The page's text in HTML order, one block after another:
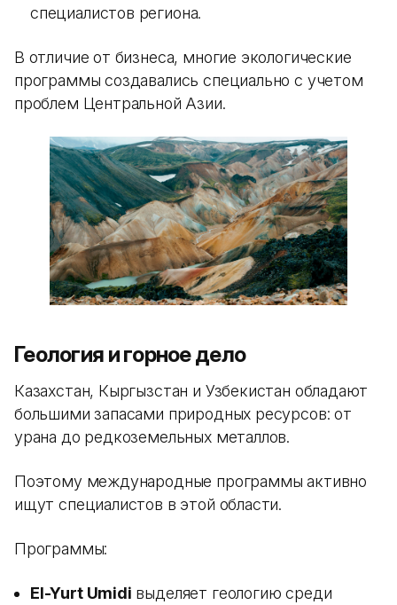
специалистов региона.
В отличие от бизнеса, многие экологические
программы создавались специально с учетом
проблем Центральной Азии.
Геология и горное дело
Казахстан, Кыргызстан и Узбекистан обладают
большими запасами природных ресурсов: от
урана до редкоземельных металлов.
Поэтому международные программы активно
ищут специалистов в этой области.
Программы:
El-Yurt Umidi выделяет геологию среди